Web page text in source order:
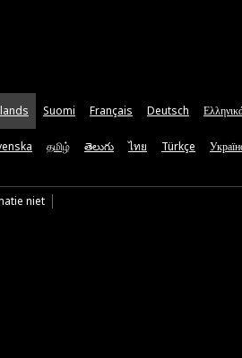
Suomi Français Deutsch
தமிழ் తెలుగు ไทย Türkçe
niet